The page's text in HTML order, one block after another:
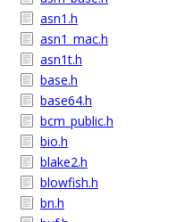
asn1.h
asn1_mac.h
asn1t.h
base.h
base64.h
bcm_public.h
bio.h
blake2.h
blowfish.h
bn.h